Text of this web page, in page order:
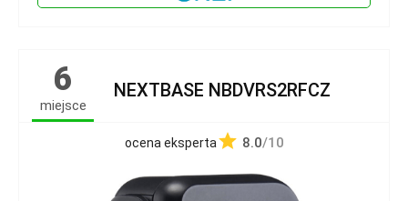
6
miejsce
NEXTBASE NBDVRS2RFCZ
ocena eksperta 8.0/10